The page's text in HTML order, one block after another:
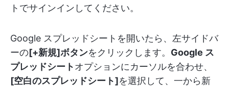
トでサインインしてください。
Google スプレッドシートを開いたら、左サイドバ
ーの[+新規]ボタンをクリックします。 Google ス
プレッドシートオプションにカーソルを合わせ、
[空白のスプレッドシート]を選択して、一から新